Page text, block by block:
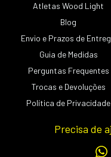
Atletas Wood Light
Blog
Envio e Prazos de
Guia de Medidas
Perguntas Frequentes
Trocas e Devoluções
Política de Privacidade
Precisa de